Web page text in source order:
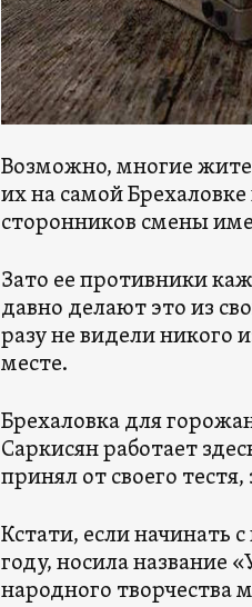
Возможно, многие
их на самой
сторонников смены
Зато ее противники
давно делают это из
разу не видели никого
месте.
Брехаловка для
Саркисян работает
принял от своего
Кстати, если начинать
году, носила название
народного творчества